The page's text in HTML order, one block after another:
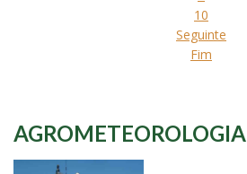
10
Seguinte
Fim
AGROMETEOROLOGIA